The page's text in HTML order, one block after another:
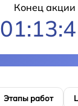
Конец акции
Этапы работ